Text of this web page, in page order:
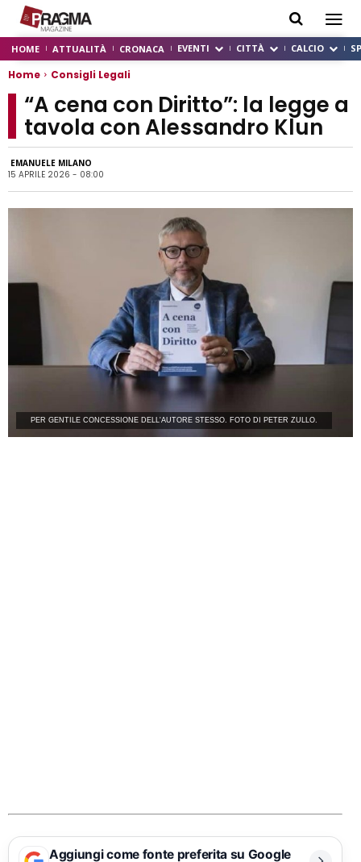
HOME ATTUALITÀ CRONACA EVENTI CITTÀ CALCIO
Home Consigli Legali
“A cena con Diritto”: la legge a
tavola con Alessandro Klun
EMANUELE MILANO
15 APRILE 2026 - 08:00
PER GENTILE CONCESSIONE DELL'AUTORE STESSO. FOTO DI PETER ZULLO.
Aggiungi come fonte preferita su Google